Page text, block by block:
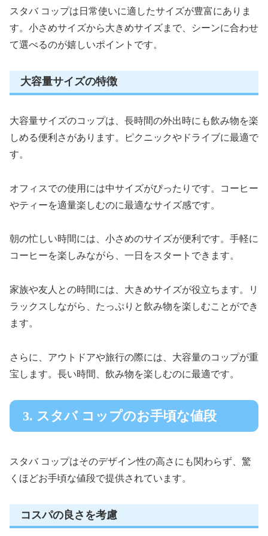
スタバ コップは日常使いに適したサイズが豊富にありま
す。小さめサイズから大きめサイズまで、シーンに合わせ
て選べるのが嬉しいポイントです。
大容量サイズの特徴
大容量サイズのコップは、長時間の外出時にも飲み物を楽
しめる便利さがあります。ピクニックやドライブに最適で
す。
オフィスでの使用には中サイズがぴったりです。コーヒー
やティーを適量楽しむのに最適なサイズ感です。
朝の忙しい時間には、小さめのサイズが便利です。手軽に
コーヒーを楽しみながら、一日をスタートできます。
家族や友人との時間には、大きめサイズが役立ちます。リ
ラックスしながら、たっぷりと飲み物を楽しむことができ
ます。
さらに、アウトドアや旅行の際には、大容量のコップが重
宝します。長い時間、飲み物を楽しむのに最適です。
3. スタバ コップのお手頃な値段
スタバ コップはそのデザイン性の高さにも関わらず、驚
くほどお手頃な値段で提供されています。
コスパの良さを考慮